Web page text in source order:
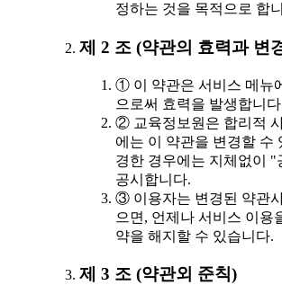
정하는 것을 목적으로 합
제 2 조 (약관의 효력과 변
① 이 약관은 서비스 메뉴
으로써 효력을 발생합니
② 교육정보원은 합리적
에는 이 약관을 변경할 수
경한 경우에는 지체없이 "
공시합니다.
③ 이용자는 변경된 약관
으면, 언제나 서비스 이용
약을 해지할 수 있습니다.
제 3 조 (약관외 준칙)